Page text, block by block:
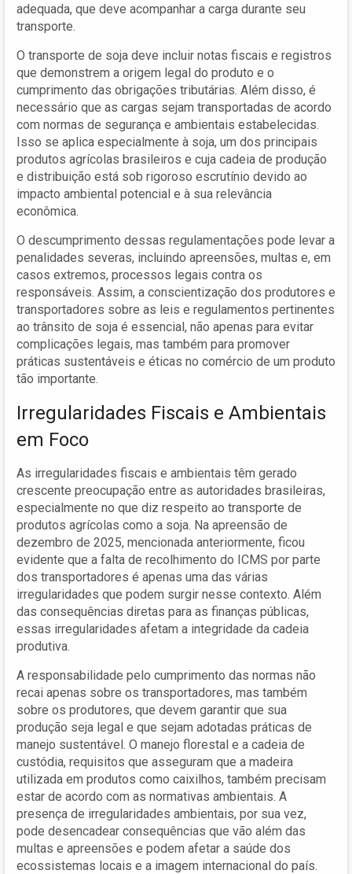
adequada, que deve acompanhar a carga durante seu
transporte.
O transporte de soja deve incluir notas fiscais e registros
que demonstrem a origem legal do produto e o
cumprimento das obrigações tributárias. Além disso, é
necessário que as cargas sejam transportadas de acordo
com normas de segurança e ambientais estabelecidas.
Isso se aplica especialmente à soja, um dos principais
produtos agrícolas brasileiros e cuja cadeia de produção
e distribuição está sob rigoroso escrutínio devido ao
impacto ambiental potencial e à sua relevância
econômica.
O descumprimento dessas regulamentações pode levar a
penalidades severas, incluindo apreensões, multas e, em
casos extremos, processos legais contra os
responsáveis. Assim, a conscientização dos produtores e
transportadores sobre as leis e regulamentos pertinentes
ao trânsito de soja é essencial, não apenas para evitar
complicações legais, mas também para promover
práticas sustentáveis e éticas no comércio de um produto
tão importante.
Irregularidades Fiscais e Ambientais
em Foco
As irregularidades fiscais e ambientais têm gerado
crescente preocupação entre as autoridades brasileiras,
especialmente no que diz respeito ao transporte de
produtos agrícolas como a soja. Na apreensão de
dezembro de 2025, mencionada anteriormente, ficou
evidente que a falta de recolhimento do ICMS por parte
dos transportadores é apenas uma das várias
irregularidades que podem surgir nesse contexto. Além
das consequências diretas para as finanças públicas,
essas irregularidades afetam a integridade da cadeia
produtiva.
A responsabilidade pelo cumprimento das normas não
recai apenas sobre os transportadores, mas também
sobre os produtores, que devem garantir que sua
produção seja legal e que sejam adotadas práticas de
manejo sustentável. O manejo florestal e a cadeia de
custódia, requisitos que asseguram que a madeira
utilizada em produtos como caixilhos, também precisam
estar de acordo com as normativas ambientais. A
presença de irregularidades ambientais, por sua vez,
pode desencadear consequências que vão além das
multas e apreensões e podem afetar a saúde dos
ecossistemas locais e a imagem internacional do país.